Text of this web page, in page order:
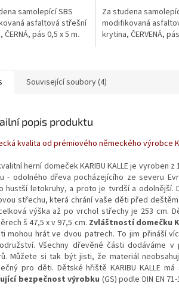
samolepící SBS
asfaltová střešní
pás 0,5 x 5 m.
Za studena
modifikovaná
krytina, ČERVENÁ,
Související soubory (4)
popis produktu
kvalita od prémiového německého výrobce
herní domeček KARIBU KALLE je vyroben
- odolného dřeva pocházejícího ze severu
hustší letokruhy, a proto je tvrdší a odolnější.
střechu, která chrání vaše děti před
výška až po vrchol střechy je 253 cm.
š 47,5 x v 97,5 cm. Zvláštností domečku
mohou hrát ve dvou patrech. To jim přináší
Všechny dřevěné části dodáváme
Můžete si tak být jisti, že materiál
pro děti. Dětské hřiště KARIBU KALLE
bezpečnost výrobku (GS) podle DIN EN